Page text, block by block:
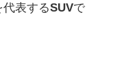
表するSUVで